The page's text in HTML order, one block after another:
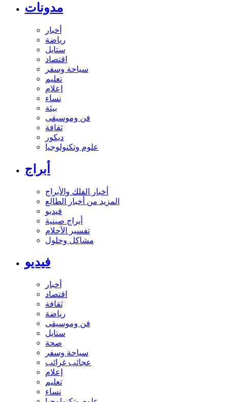
مدونات
أخبار
رياضة
ستايل
اقتصاد
سياحة وسفر
تعليم
إعلام
نساء
بيئة
فن وموسيقى
ثقافة
ديكور
علوم وتكنولوجيا
أبراج
أخبار الفلك والأبراج
المزيد من أخبار الطالع
فيديو
أبراج صينية
تفسير الأحلام
مشاكل وحلول
فيديو
أخبار
اقتصاد
ثقافة
رياضة
فن وموسيقى
ستايل
صحة
سياحة وسفر
عجائب غرائب
إعلام
تعليم
نساء